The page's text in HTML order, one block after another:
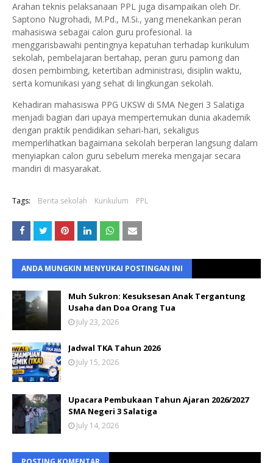
Arahan teknis pelaksanaan PPL juga disampaikan oleh Dr.
Saptono Nugrohadi, M.Pd., M.Si., yang menekankan peran
mahasiswa sebagai calon guru profesional. Ia
menggarisbawahi pentingnya kepatuhan terhadap kurikulum
sekolah, pembelajaran bertahap, peran guru pamong dan
dosen pembimbing, ketertiban administrasi, disiplin waktu,
serta komunikasi yang sehat di lingkungan sekolah.
Kehadiran mahasiswa PPG UKSW di SMA Negeri 3 Salatiga
menjadi bagian dari upaya mempertemukan dunia akademik
dengan praktik pendidikan sehari-hari, sekaligus
memperlihatkan bagaimana sekolah berperan langsung dalam
menyiapkan calon guru sebelum mereka mengajar secara
mandiri di masyarakat.
Tags: Berita sekolah Kurikulum PPL
ANDA MUNGKIN MENYUKAI POSTINGAN INI
Muh Sukron: Kesuksesan Anak Tergantung
Usaha dan Doa Orang Tua
July 23, 2026
Jadwal TKA Tahun 2026
July 15, 2026
Upacara Pembukaan Tahun Ajaran 2026/2027
SMA Negeri 3 Salatiga
July 14, 2026